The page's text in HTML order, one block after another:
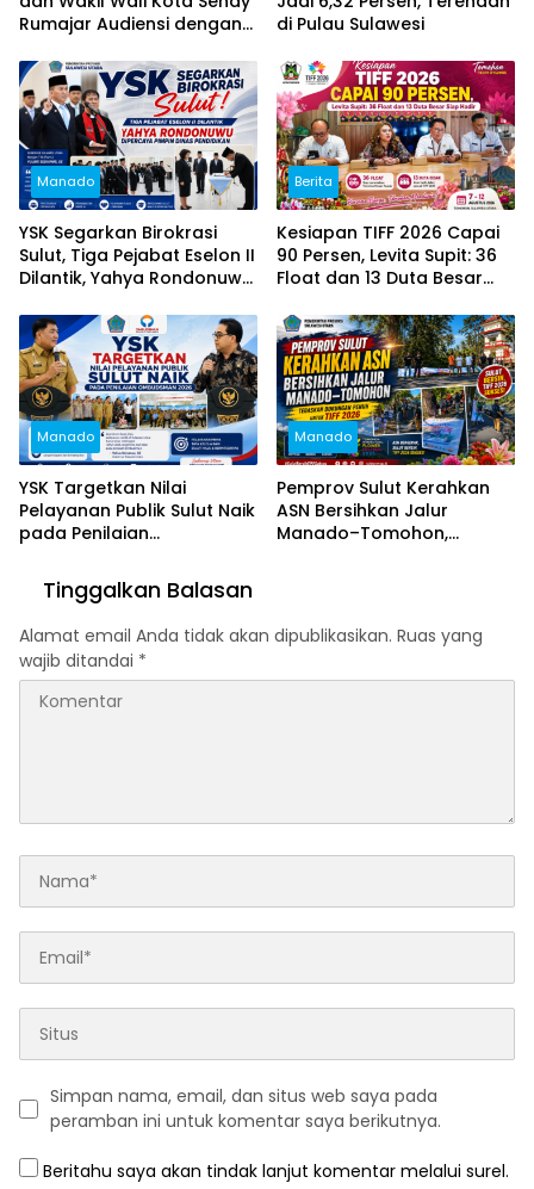
Rumajar Audiensi dengan
Dukungan untuk Sukseskan
TIFF 2026
di Pulau Sulawesi
Manado
YSK Segarkan Birokrasi
Sulut, Tiga Pejabat Eselon II
Dilantik, Yahya Rondonuwu
Pendidikan
Berita
Kesiapan TIFF 2026 Capai
90 Persen, Levita Supit: 36
Float dan 13 Duta Besar
Manado
YSK Targetkan Nilai
Pelayanan Publik Sulut Naik
pada Penilaian
Manado
Pemprov Sulut Kerahkan
ASN Bersihkan Jalur
Manado–Tomohon,
Tinggalkan Balasan
Alamat email Anda tidak akan dipublikasikan. Ruas yang
wajib ditandai *
Simpan nama, email, dan situs web saya pada
peramban ini untuk komentar saya berikutnya.
Beritahu saya akan tindak lanjut komentar melalui surel.